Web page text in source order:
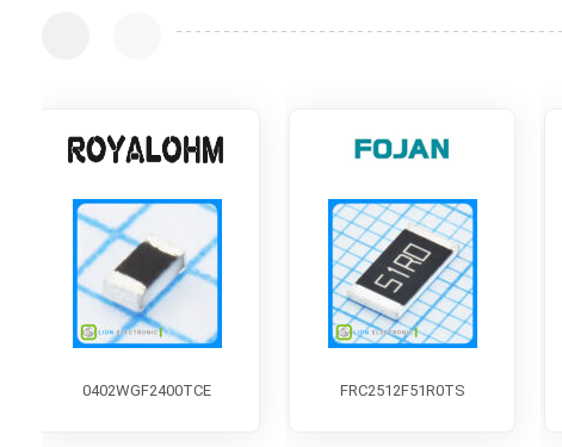
FRC2512F51R0TS
0402WGF2400TCE